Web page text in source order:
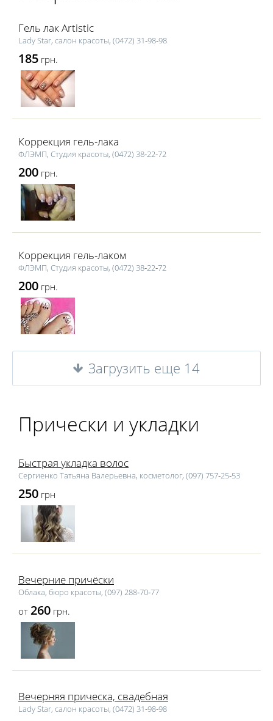
Гель лак Artistic
Lаdy Star, салон красоты, (0472) 31‑98‑98
185 грн.
Коррекция гель-лака
ФЛЭМП, Студия красоты, (0472) 38‑22‑72
200 грн.
Коррекция гель-лаком
ФЛЭМП, Студия красоты, (0472) 38‑22‑72
200 грн.
Загрузить еще 14
Прически и укладки
Быстрая укладка волос
Сергиенко Татьяна Валерьевна, косметолог, (097) 757‑25‑53
250 грн
Вечерние причёски
Облака, бюро красоты, (097) 288‑70‑77
от 260 грн.
Вечерняя прическа, свадебная
Lаdy Star, салон красоты, (0472) 31‑98‑98